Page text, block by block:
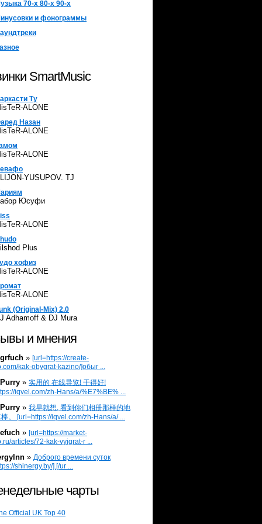
70-х 80-х 90-х
и фонограммы
SmartMusic
Ту
ALONE
Назан
ALONE
ALONE
YUSUPOV. TJ
Юсуфи
ALONE
Plus
хофиз
ALONE
ALONE
(Original-Mix) 2.0
Adhamoff & DJ Mura
и мнения
» [url=https://create-
kak-obygrat-kazino/]обыг ...
» 实用的 在线导览! 干得好!
iqvel.com/zh-Hans/a/%E7%BE% ...
» 我早就想, 看到你们相册那样的地
。 [url=https://iqvel.com/zh-Hans/a/ ...
» [url=https://market-
articles/72-kak-vyigrat-r ...
» Доброго времени суток
shinergy.by/].[/ur ...
чарты
Official UK Top 40